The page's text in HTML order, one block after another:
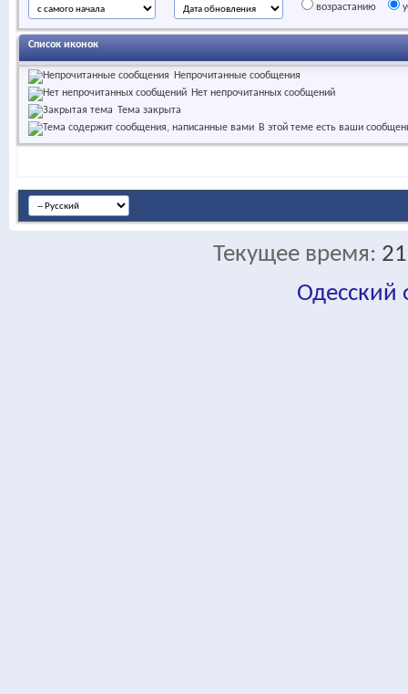
возрастанию
Список иконок
Непрочитанные сообщения
Нет непрочитанных сообщений
Тема закрыта
В этой теме есть ваши
Текущее время:
Одесский